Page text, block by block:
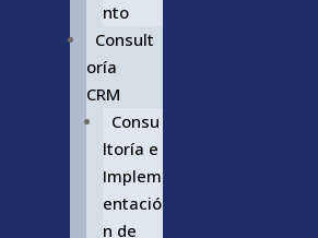
nto
Consult
oría
CRM
Consu
ltoría e
Implem
entació
n de